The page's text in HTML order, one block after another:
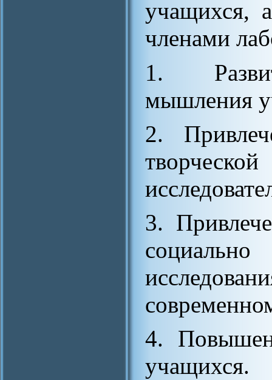
учащихся,
членами
1.
мышления
2.
3.
4.
учащихся.